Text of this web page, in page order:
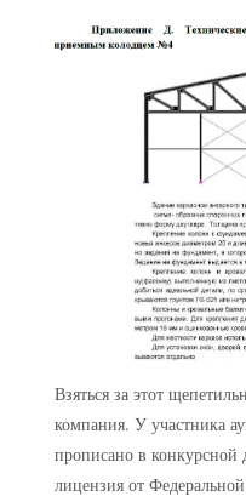
Взяться за этот
компания. У участника
прописано в
лицензия от